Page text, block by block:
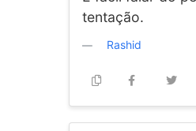
tentação.
Rashid